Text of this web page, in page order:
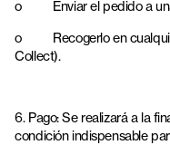
o Enviar el pedido a
o
Recogerlo en
Collect).
6. Pago: Se realizará a la
condición indispensable